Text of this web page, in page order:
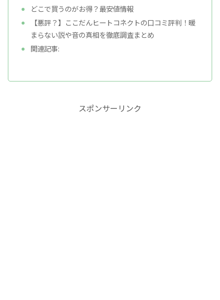
どこで買うのがお得？最安値情報
【悪評？】ここだんヒートコネクトの口コミ評判！暖
まらない説や音の真相を徹底調査まとめ
関連記事:
スポンサーリンク